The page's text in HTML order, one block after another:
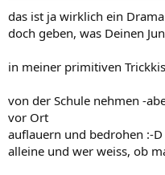
das ist ja wirklich ein
doch geben, was Deinen
in meiner primitiven
von der Schule nehmen -
vor Ort
auflauern und bedrohen :-
alleine und wer weiss, ob